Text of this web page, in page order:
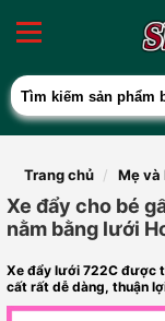
Trang chủ Mẹ và
Xe đẩy cho bé
nằm bằng lưới
Xe đẩy lưới 722C được
cất rất dễ dàng, thuận